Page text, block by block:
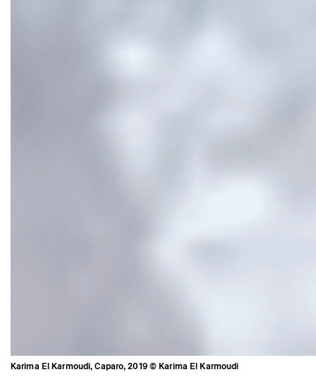
Karima El Karmoudi, Caparo, 2019 © Karima El Karmoudi